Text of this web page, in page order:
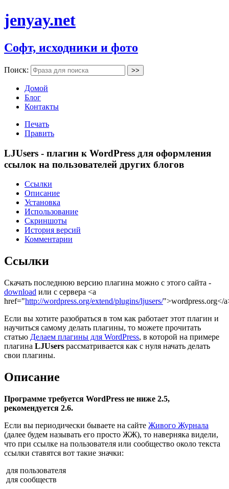
jenyay.net
Софт, исходники и фото
Поиск:
Домой
Блог
Контакты
Печать
Править
LJUsers - плагин к WordPress для оформления
ссылок на пользователей других блогов
Ссылки
Описание
Установка
Использование
Скриншоты
История версий
Комментарии
Ссылки
Скачать последнюю версию плагина можно с этого сайта -
download или с сервера <a
href="http://wordpress.org/extend/plugins/ljusers/">wordpress.org</
Если вы хотите разобраться в том как работает этот плагин и
научиться самому делать плагины, то можете прочитать
статью Делаем плагины для WordPress, в которой на примере
плагина LJUsers рассматривается как с нуля начать делать
свои плагины.
Описание
Программе требуется WordPress не ниже 2.5,
рекомендуется 2.6.
Если вы периодически бываете на сайте Живого Журнала
(далее будем называть его просто ЖЖ), то наверняка видели,
что при ссылке на пользователя или сообщество около текста
ссылки ставятся вот такие значки:
для пользователя
для сообществ